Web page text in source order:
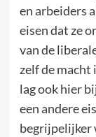
en arbeiders
eisen dat ze
van de
zelf de
lag ook hier
een andere
begrijpelijker